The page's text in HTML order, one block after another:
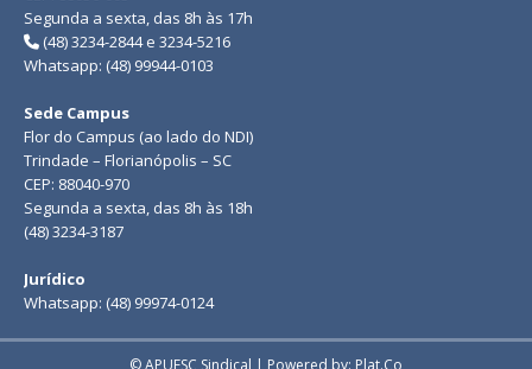
Segunda a sexta, das 8h às 17h
(48) 3234-2844 e 3234-5216
Whatsapp: (48) 99944-0103
Sede Campus
Flor do Campus (ao lado do NDI)
Trindade – Florianópolis – SC
CEP: 88040-970
Segunda a sexta, das 8h às 18h
(48) 3234-3187
Jurídico
Whatsapp: (48) 99974-0124